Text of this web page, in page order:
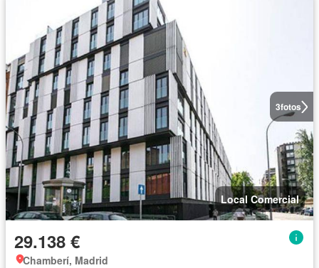
3fotos
Local Comercial
29.138 €
Chamberí, Madrid